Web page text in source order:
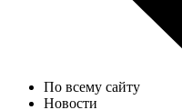
По всему сайту
Новости